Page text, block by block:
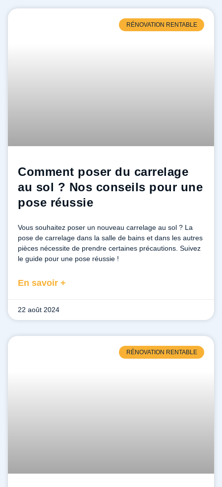
RÉNOVATION RENTABLE
Comment poser du carrelage
au sol ? Nos conseils pour une
pose réussie
Vous souhaitez poser un nouveau carrelage au sol ? La
pose de carrelage dans la salle de bains et dans les autres
pièces nécessite de prendre certaines précautions. Suivez
le guide pour une pose réussie !
En savoir +
22 août 2024
RÉNOVATION RENTABLE